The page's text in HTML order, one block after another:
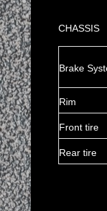
CHASSIS
Brake
Rim
Front tire
Rear tire